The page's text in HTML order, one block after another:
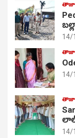
తాజా
14/
తాజా
14/
తాజా
14/